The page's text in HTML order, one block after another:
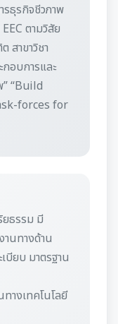
ธุรกิจชีวภาพ
ตามวิสัย
สาขาวิชา
กอบการและ
“Build
forces for
ยธรรม มี
นทางด้าน
บียบ มาตรฐาน
างเทคโนโลยี